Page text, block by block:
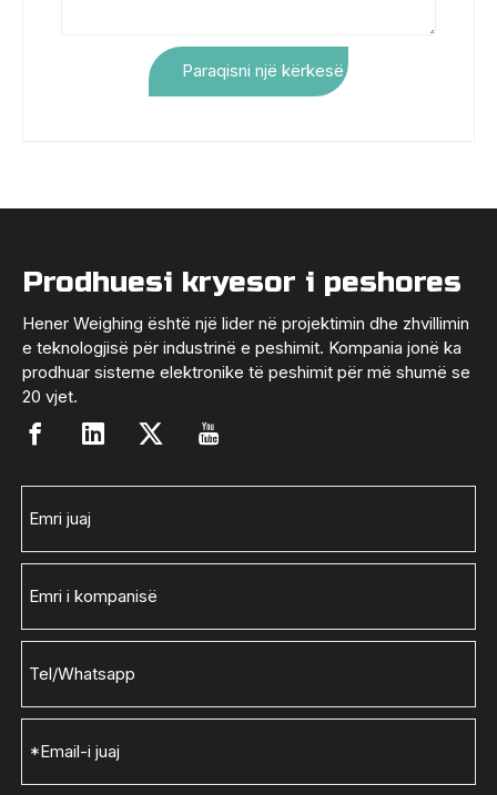
Paraqisni një kërkesë
Prodhuesi kryesor i peshores
Hener Weighing është një lider në projektimin dhe zhvillimin
e teknologjisë për industrinë e peshimit. Kompania jonë ka
prodhuar sisteme elektronike të peshimit për më shumë se
20 vjet.